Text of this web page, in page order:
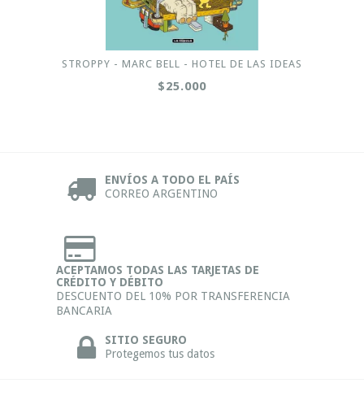
STROPPY - MARC BELL - HOTEL DE LAS IDEAS
$25.000
ENVÍOS A TODO EL PAÍS
CORREO ARGENTINO
ACEPTAMOS TODAS LAS TARJETAS DE
CRÉDITO Y DÉBITO
DESCUENTO DEL 10% POR TRANSFERENCIA
BANCARIA
SITIO SEGURO
Protegemos tus datos